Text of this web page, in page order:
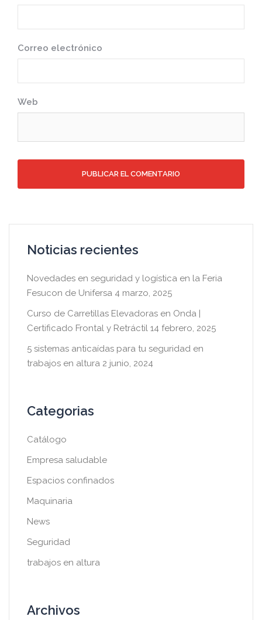
Correo electrónico
Web
Noticias recientes
Novedades en seguridad y logística en la Feria
Fesucon de Unifersa 4 marzo, 2025
Curso de Carretillas Elevadoras en Onda |
Certificado Frontal y Retráctil 14 febrero, 2025
5 sistemas anticaídas para tu seguridad en
trabajos en altura 2 junio, 2024
Categorias
Catálogo
Empresa saludable
Espacios confinados
Maquinaria
News
Seguridad
trabajos en altura
Archivos